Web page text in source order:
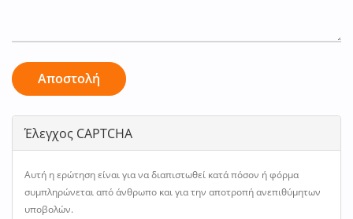
Αποστολή
Έλεγχος CAPTCHA
Αυτή η ερώτηση είναι για να διαπιστωθεί κατά πόσον ή φόρμα
συμπληρώνεται από άνθρωπο και για την αποτροπή ανεπιθύμητων
υποβολών.